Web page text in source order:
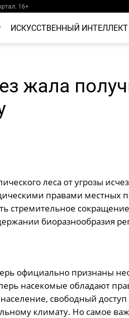
16+
ИСКУССТВЕННЫЙ ИНТЕЛЛЕКТ
жала
леса от угрозы
правами местных
стремительное
биоразнообразия
официально признаны
насекомые обладают
свободный доступ
климату. Но самое